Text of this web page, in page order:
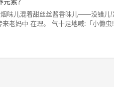
味儿混着甜丝丝酱香味儿——没错儿
老妈中 在理。 气十足地喊:「小懒